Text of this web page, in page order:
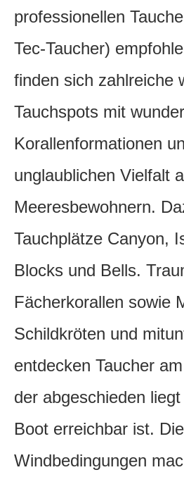
professionellen
Tec-Taucher)
finden sich zahlreiche
Tauchspots mit
Korallenformationen
unglaublichen Vielfalt
Meeresbewohnern.
Tauchplätze Canyon,
Blocks und Bells.
Fächerkorallen sowie
Schildkröten und
entdecken Taucher
der abgeschieden
Boot erreichbar ist.
Windbedingungen